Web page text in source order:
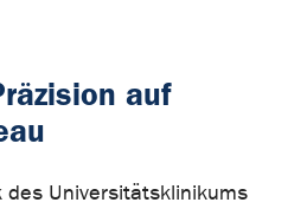
auf
des Universitätsklinikums